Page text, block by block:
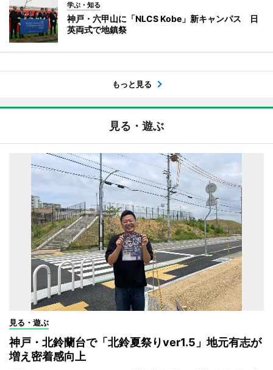
学ぶ・知る
神戸・六甲山に「NLCS Kobe」新キャンパス 日
英両式で地鎮祭
もっと見る
見る・遊ぶ
見る・遊ぶ
神戸・北鈴蘭台で「北鈴夏祭りver1.5」地元有志が
増え密着感向上